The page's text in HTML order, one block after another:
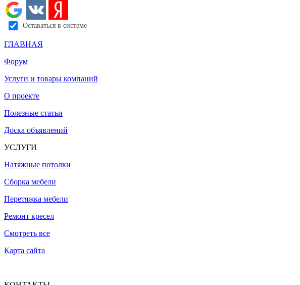
Оставаться в системе
ГЛАВНАЯ
Форум
Услуги и товары компаний
О проекте
Полезные статьи
Доска объявлений
УСЛУГИ
Натяжные потолки
Сборка мебели
Перетяжка мебели
Ремонт кресел
Смотреть все
Карта сайта